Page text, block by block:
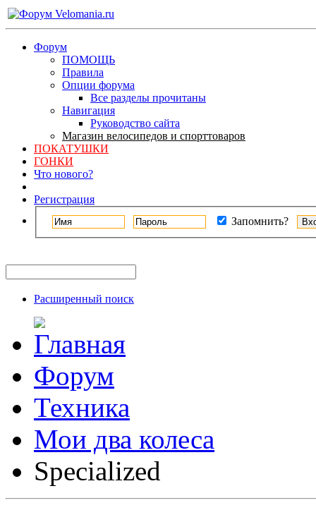
Форум
ПОМОЩЬ
Правила
Опции форума
Все разделы прочитаны
Навигация
Руководство сайта
Магазин велосипедов и спорттоваров
ПОКАТУШКИ
ГОНКИ
Что нового?
Регистрация
Запомнить?
Расширенный поиск
Форум
Техника
Мои два колеса
Specialized